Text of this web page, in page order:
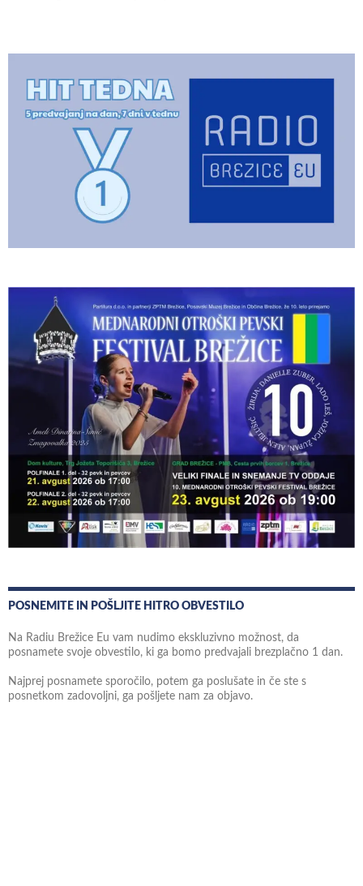
POSNEMITE IN POŠLJITE HITRO OBVESTILO
Na Radiu Brežice Eu vam nudimo ekskluzivno možnost, da
posnamete svoje obvestilo, ki ga bomo predvajali brezplačno 1 dan.
Najprej posnamete sporočilo, potem ga poslušate in če ste s
posnetkom zadovoljni, ga pošljete nam za objavo.